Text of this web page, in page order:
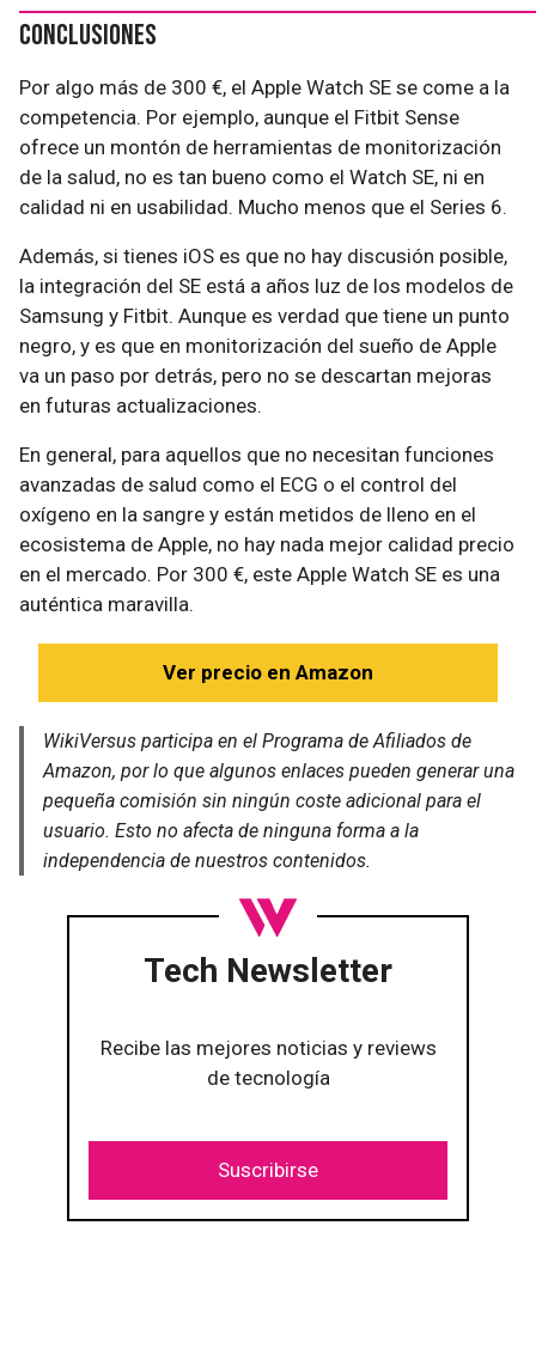
Conclusiones
Por algo más de 300 €, el Apple Watch SE se come a la
competencia. Por ejemplo, aunque el Fitbit Sense
ofrece un montón de herramientas de monitorización
de la salud, no es tan bueno como el Watch SE, ni en
calidad ni en usabilidad. Mucho menos que el Series 6.
Además, si tienes iOS es que no hay discusión posible,
la integración del SE está a años luz de los modelos de
Samsung y Fitbit. Aunque es verdad que tiene un punto
negro, y es que en monitorización del sueño de Apple
va un paso por detrás, pero no se descartan mejoras
en futuras actualizaciones.
En general, para aquellos que no necesitan funciones
avanzadas de salud como el ECG o el control del
oxígeno en la sangre y están metidos de lleno en el
ecosistema de Apple, no hay nada mejor calidad precio
en el mercado. Por 300 €, este Apple Watch SE es una
auténtica maravilla.
Ver precio en Amazon
WikiVersus participa en el Programa de Afiliados de
Amazon, por lo que algunos enlaces pueden generar una
pequeña comisión sin ningún coste adicional para el
usuario. Esto no afecta de ninguna forma a la
independencia de nuestros contenidos.
Tech Newsletter
Recibe las mejores noticias y reviews
de tecnología
Suscribirse